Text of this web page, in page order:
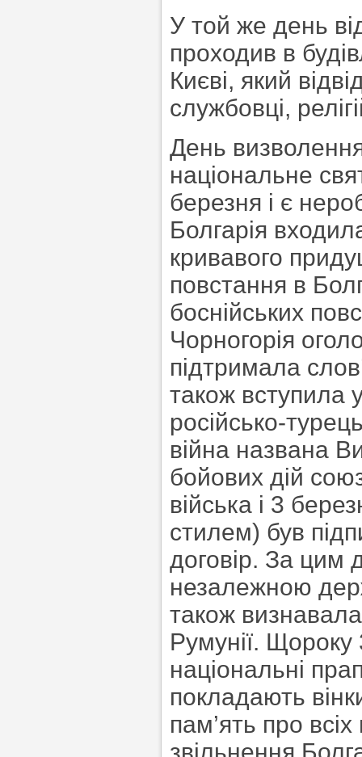
У той же день
проходив в
Києві, який
службовці,
День
національне
березня і є
Болгарія
кривавого
повстання в
боснійських
Чорногорія
підтримала
також вступила
російсько-
війна названа
бойових дій
війська і 3
стилем) був
договір. За цим
незалежною
також
Румунії. Щороку
національні
покладають
пам’ять про